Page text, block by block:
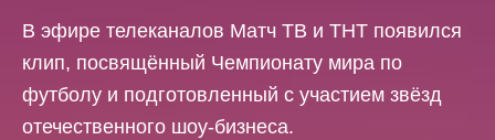
В эфире телеканалов Матч ТВ и ТНТ появился
клип, посвящённый Чемпионату мира по
футболу и подготовленный с участием звёзд
отечественного шоу-бизнеса.